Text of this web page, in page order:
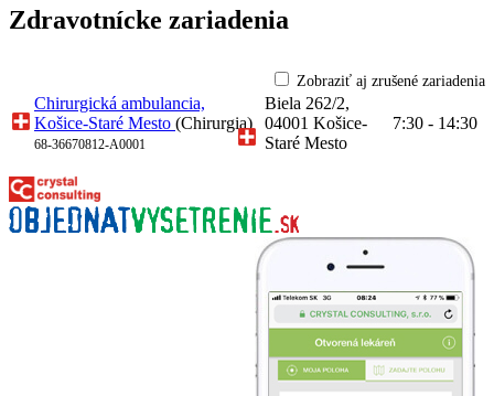
Zdravotnícke zariadenia
Zobraziť aj zrušené zariadenia
Chirurgická ambulancia,
Košice-Staré Mesto (Chirurgia)
68-36670812-A0001
Biela 262/2,
04001 Košice-
Staré Mesto
7:30 - 14:30